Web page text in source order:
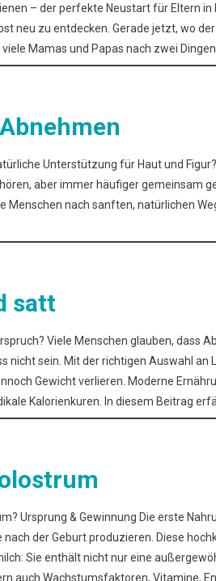
– der perfekte Neustart für Eltern
neu zu entdecken. Gerade jetzt, wo
Mamas und Papas nach zwei
Unterstützung für Haut und
aber immer häufiger gemeinsam
Menschen nach sanften, natürlichen
satt
Viele Menschen glauben, dass
nicht sein. Mit der richtigen Auswahl
Gewicht verlieren. Moderne
Kalorienkuren. In diesem Beitrag
Ursprung & Gewinnung Die erste
nach der Geburt produzieren. Diese
Sie enthält nicht nur eine
auch Wachstumsfaktoren, Vitamine,